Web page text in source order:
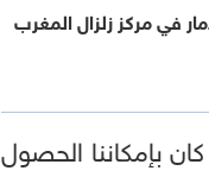
في مركز زلزال المغرب
بإمكاننا الحصول